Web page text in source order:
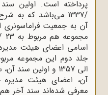
/1337 می‌باشد که
آن به جمعیت فراماسونری
اسامی اعضای هیئت
آن،‌ اعضای هیئت مدیره